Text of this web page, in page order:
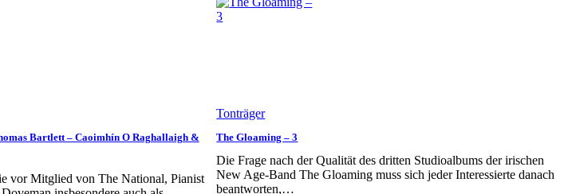
Bartlett – Caoimhín O Raghallaigh &
vor Mitglied von The National, Pianist
Tonträger
The Gloaming – 3
Die Frage nach der Qualität des dritten Studioalbums der irischen
New Age-Band The Gloaming muss sich jeder Interessierte danach
beantworten,…